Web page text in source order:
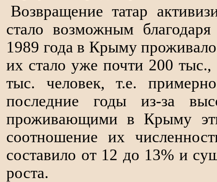
Возвращение татар
стало возможным
1989 года в Крыму
их стало уже почти 200
тыс. человек, т.е.
последние годы из-за
проживающими в Крыму
соотношение их
составило от 12 до 13% и
роста.